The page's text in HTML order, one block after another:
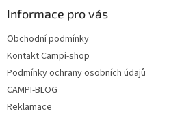
Informace pro vás
Obchodní podmínky
Kontakt Campi-shop
Podmínky ochrany osobních údajů
CAMPI-BLOG
Reklamace